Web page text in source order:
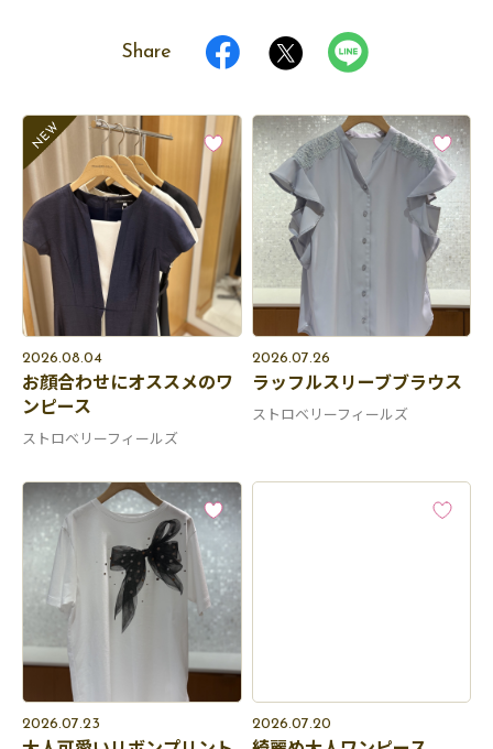
Share
2026.08.04
お顔合わせにオススメのワ
ンピース
ストロベリーフィールズ
2026.07.26
ラッフルスリーブブラウス
ストロベリーフィールズ
2026.07.23 2026.07.20